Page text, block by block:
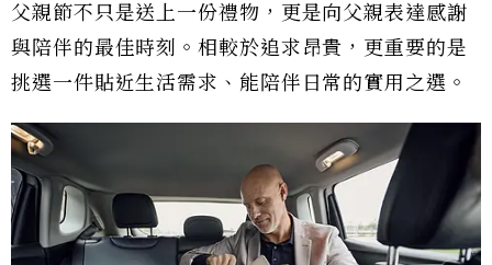
父親節不只是送上一份禮物，更是向父親表達感謝
與陪伴的最佳時刻。相較於追求昂貴，更重要的是
挑選一件貼近生活需求、能陪伴日常的實用之選。